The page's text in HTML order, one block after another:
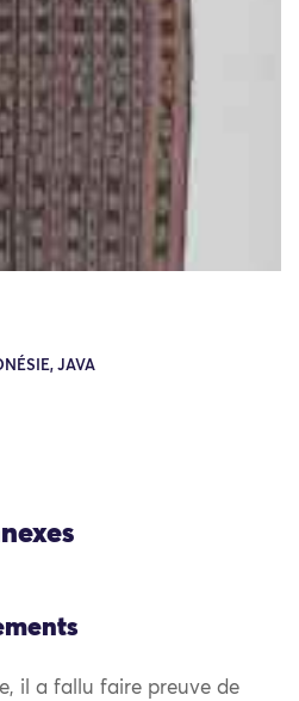
JAVA
il a fallu faire preuve de